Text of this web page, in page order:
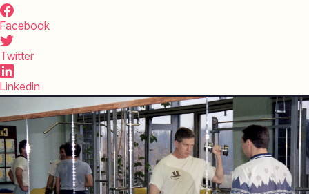
Facebook
Twitter
LinkedIn